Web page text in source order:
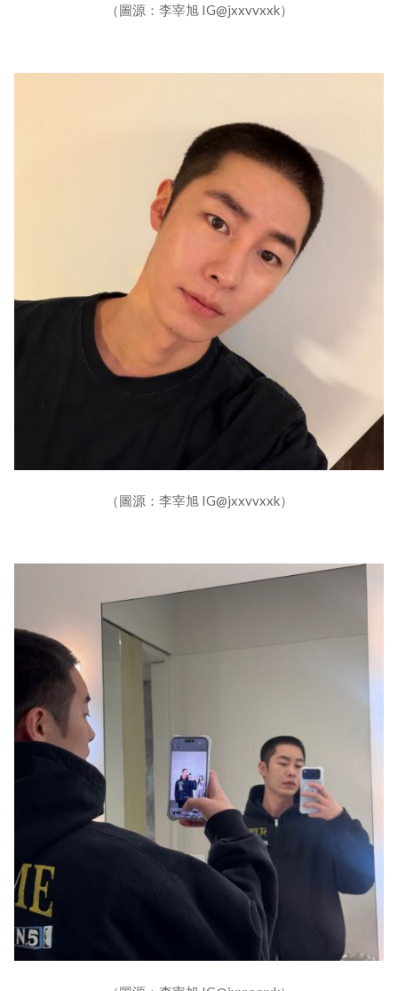
（圖源：李宰旭 IG@jxxvvxxk）
（圖源：李宰旭 IG@jxxvvxxk）